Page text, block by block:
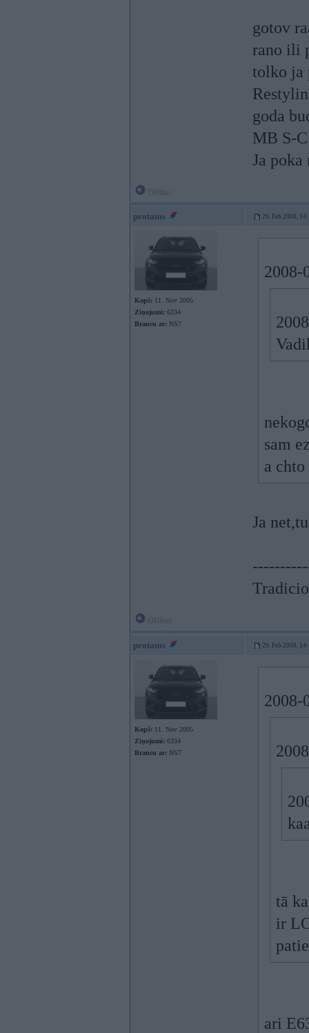
gotov
rano ili
tolko ja
goda
MB S-
Ja
protams 29. Feb 2008,
Kopš: 11. Nov 2005
Ziņojumi: 6334
Braucu ar: NS7
2008-
sam
a
Ja
protams 29. Feb 2008,
Kopš: 11. Nov 2005
Ziņojumi: 6334
Braucu ar: NS7
2008-
tā
ir
ari